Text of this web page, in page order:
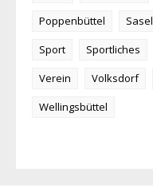
Poppenbüttel
Sasel
Sport
Sportliches
Verein
Volksdorf
Wellingsbüttel